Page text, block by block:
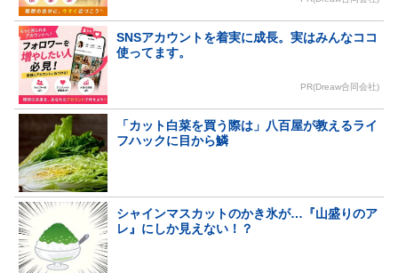
SNSアカウントを着実に成長。実はみんなココ
使ってます。
PR(Dreaw合同会社)
「カット白菜を買う際は」八百屋が教えるライ
フハックに目から鱗
シャインマスカットのかき氷が…『山盛りのア
レ』にしか見えない！？